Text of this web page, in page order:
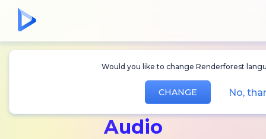
Would you like to change Renderforest
CHANGE No,
Erstellen SieKI-
Bilder und
Audio